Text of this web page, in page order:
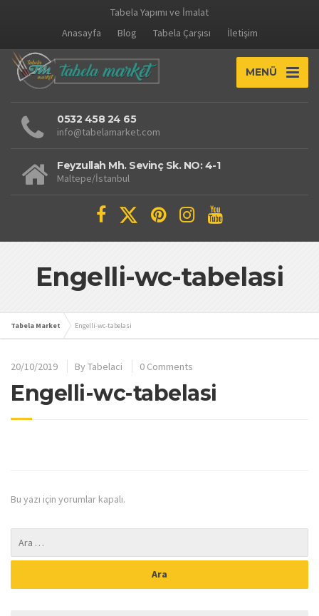
Tabela Yapımı ve İmalat
Anasayfa
Blog Tabela Çarşısı İletişim
MENÜ
0532 458 24 65
info@tabelamarket.com
Feyzullah Mh. Sevinç Sk. NO: 4-1
Maltepe/İstanbul
Engelli-wc-tabelasi
Tabela Market Engelli-wc-tabelasi
20/10/2019 By Tabelaci 0 Comments
Engelli-wc-tabelasi
Bu yazı için yorumlar kapalı.